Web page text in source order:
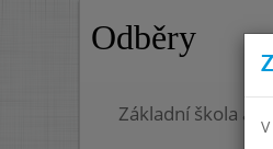
Odběry
Základní škola a